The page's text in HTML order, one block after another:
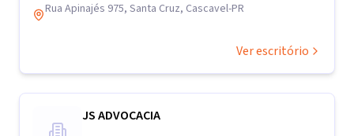
Rua Apinajés 975, Santa Cruz, Cascavel-PR
Ver escritório
JS ADVOCACIA